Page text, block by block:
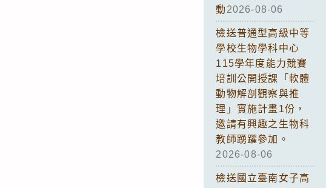
動 2026-08-06
檢送普通型高級中等
學校生物學科中心
115學年度能力競賽
培訓公開授課「軟體
動物解剖觀察與推
理」實施計畫1份，
邀請有興趣之生物科
教師踴躍參加。
2026-08-06
檢送國立臺南女子高